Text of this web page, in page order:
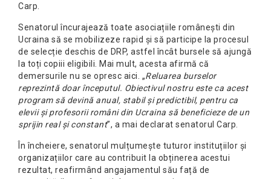
Carp.
Senatorul încurajează toate asociațiile românești din
Ucraina să se mobilizeze rapid și să participe la procesul
de selecție deschis de DRP, astfel încât bursele să ajungă
la toți copiii eligibili. Mai mult, acesta afirmă că
demersurile nu se opresc aici. „Reluarea burselor
reprezintă doar începutul. Obiectivul nostru este ca acest
program să devină anual, stabil și predictibil, pentru ca
elevii și profesorii români din Ucraina să beneficieze de un
sprijin real și constant”, a mai declarat senatorul Carp.
În încheiere, senatorul mulțumește tuturor instituțiilor și
organizațiilor care au contribuit la obținerea acestui
rezultat, reafirmând angajamentul său față de